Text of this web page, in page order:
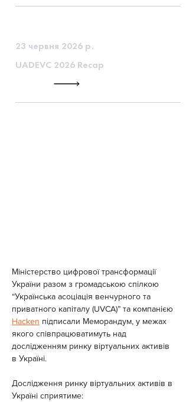
23 червня 2026 р.
UADEVC 2026 Recap
Міністерство цифрової трансформації
України разом з громадською спілкою
“Українська асоціація венчурного та
приватного капіталу (UVCA)” та компанією
Hacken підписали Меморандум, у межах
якого співпрацюватимуть над
дослідженням ринку віртуальних активів
в Україні.
Дослідження ринку віртуальних активів в
Україні сприятиме: